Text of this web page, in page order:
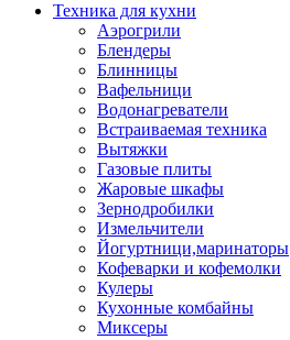
Техника для кухни
Аэрогрили
Блендеры
Блинницы
Вафельници
Водонагреватели
Встраиваемая техника
Вытяжки
Газовые плиты
Жаровые шкафы
Зернодробилки
Измельчители
Йогуртници,маринаторы
Кофеварки и кофемолки
Кулеры
Кухонные комбайны
Миксеры